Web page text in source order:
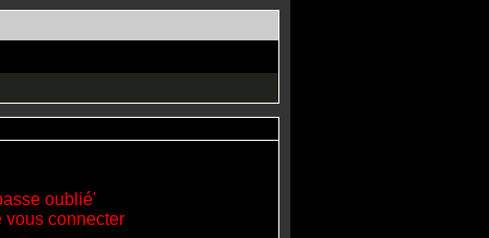
oublié'
vous connecter